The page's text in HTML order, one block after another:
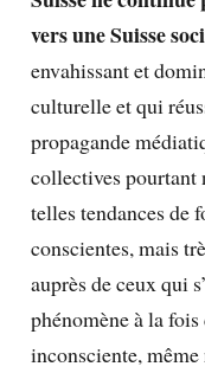
vers une Suisse
envahissant et
culturelle et qui
propagande
collectives pourtant
telles tendances de
conscientes, mais
auprès de ceux qui
phénomène à la
inconsciente, même